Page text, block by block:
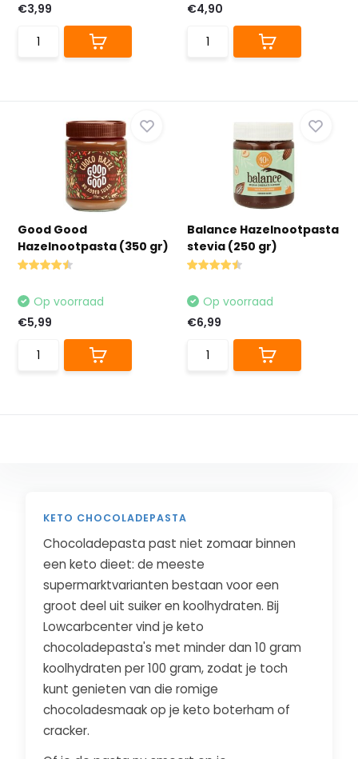
€3,99 €4,90
Good Good
Hazelnootpasta (350 gr)
Op voorraad
€5,99
Balance Hazelnootpasta
stevia (250 gr)
Op voorraad
€6,99
KETO CHOCOLADEPASTA
Chocoladepasta past niet zomaar binnen
een keto dieet: de meeste
supermarktvarianten bestaan voor een
groot deel uit suiker en koolhydraten. Bij
Lowcarbcenter vind je keto
chocoladepasta's met minder dan 10 gram
koolhydraten per 100 gram, zodat je toch
kunt genieten van die romige
chocoladesmaak op je keto boterham of
cracker.